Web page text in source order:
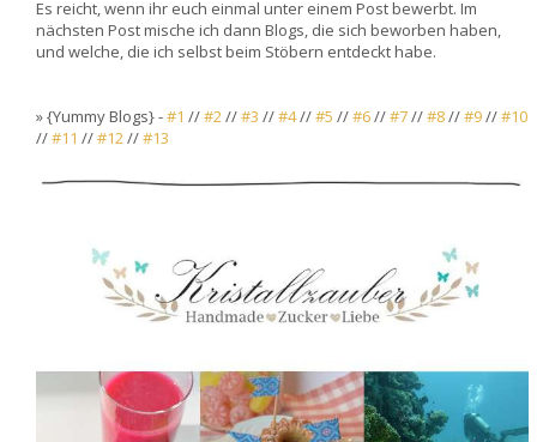
Es reicht, wenn ihr euch einmal unter einem Post bewerbt. Im
nächsten Post mische ich dann Blogs, die sich beworben haben,
und welche, die ich selbst beim Stöbern entdeckt habe.
» {Yummy Blogs} -#1 //#2//#3 //#4//#5 //#6//#7//#8//#9//#10
//#11 //#12//#13